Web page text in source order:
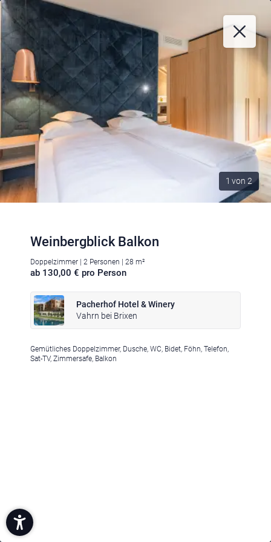
1 von 2
Weinbergblick Balkon
Doppelzimmer | 2 Personen | 28 m²
ab 130,00 € pro Person
Pacherhof Hotel & Winery
Vahrn bei Brixen
Gemütliches Doppelzimmer, Dusche, WC, Bidet, Föhn, Telefon,
Sat-TV, Zimmersafe, Balkon